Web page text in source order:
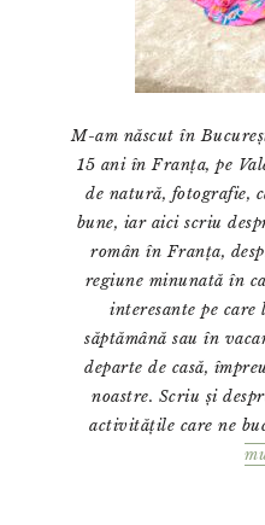
M-am născut în
15 ani în Franța, pe
de natură, fotografie,
bune, iar aici scriu
român în Franța,
regiune minunată în
interesante pe
săptămână sau în
departe de casă,
noastre. Scriu și
activitățile care ne